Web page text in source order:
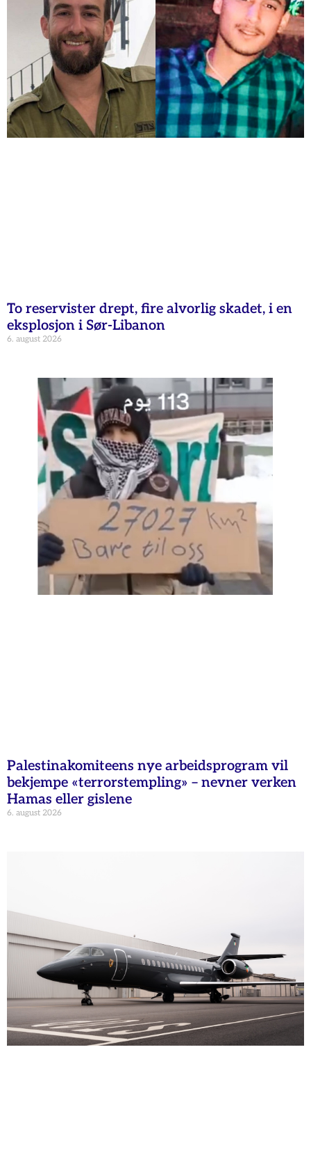
To reservister drept, fire alvorlig skadet, i en
eksplosjon i Sør-Libanon
6. august 2026
Palestinakomiteens nye arbeidsprogram vil
bekjempe «terrorstempling» – nevner verken
Hamas eller gislene
6. august 2026